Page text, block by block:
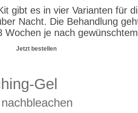
gibt es in vier Varianten für
Nacht. Die Behandlung
Wochen je nach
Jetzt bestellen
Gel